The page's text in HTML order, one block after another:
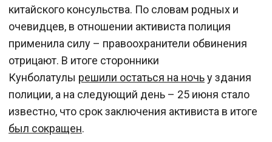
китайского консульства. По словам родных и
очевидцев, в отношении активиста полиция
применила силу – правоохранители обвинения
отрицают. В итоге сторонники
Кунболатулы решили остаться на ночьу здания
полиции, а на следующий день – 25 июня стало
известно, что срок заключения активиста в итоге
был сокращен.